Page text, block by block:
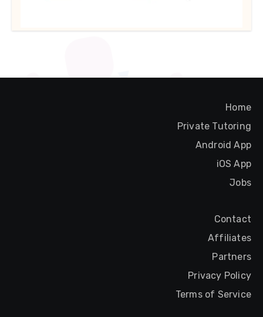
Home
Private Tutoring
Android App
iOS App
Jobs
Contact
Affiliates
Partners
Privacy Policy
Terms of Service